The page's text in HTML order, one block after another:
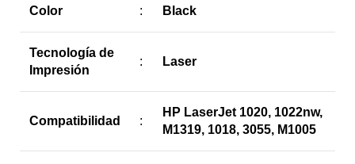
Color : Black
Tecnología de
Impresión
: Laser
Compatibilidad :
HP LaserJet 1020, 1022nw,
M1319, 1018, 3055, M1005